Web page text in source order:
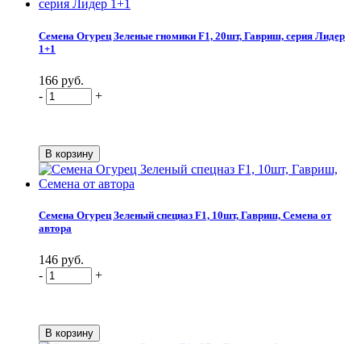
Семена Огурец Зеленые гномики F1, 20шт, Гавриш, серия Лидер
1+1
166 руб.
-
+
Семена Огурец Зеленый спецназ F1, 10шт, Гавриш, Семена от
автора
146 руб.
-
+